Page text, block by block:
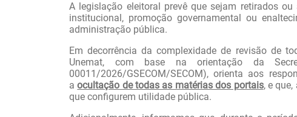
A legislação eleitoral prevê que sejam retirados
institucional, promoção governamental ou
administração pública.
Em decorrência da complexidade de revisão de
Unemat, com base na orientação da
00011/2026/GSECOM/SECOM), orienta aos
aocultação de todas as matérias dos portais, e
que configurem utilidade pública.